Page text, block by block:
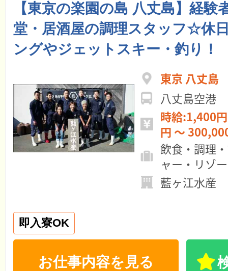
【東京の楽園の島 八丈島】経験
堂・居酒屋の調理スタッフ☆休
ングやジェットスキー・釣り！
東京 八丈島
八丈島空港
時給:1,400円 ～ 月給
円 ～
飲食・調理
ャー・リゾ
藍ヶ江水産
即入寮OK
お仕事内容を見る